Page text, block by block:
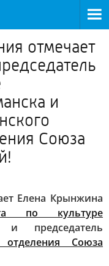
отмечает
и
Союза
Елена Крынжина
по культуре
и председатель
отделения Союза